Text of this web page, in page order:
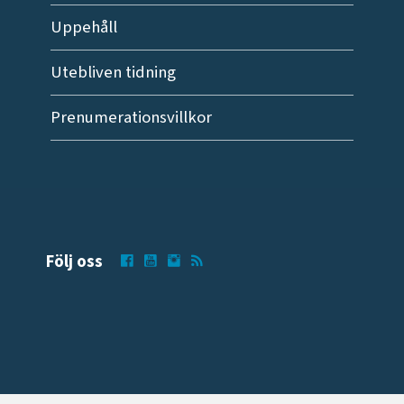
Uppehåll
Utebliven tidning
Prenumerationsvillkor
Följ oss